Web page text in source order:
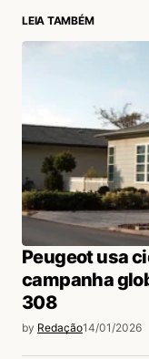
LEIA TAMBÉM
Peugeot usa
campanha
308
by Redação14/01/2026